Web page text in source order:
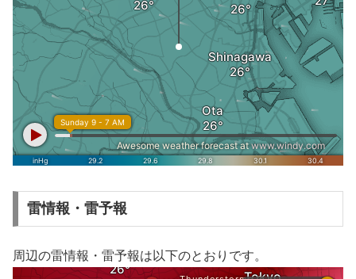
雷情報・雷予報
周辺の雷情報・雷予報は以下のとおりです。